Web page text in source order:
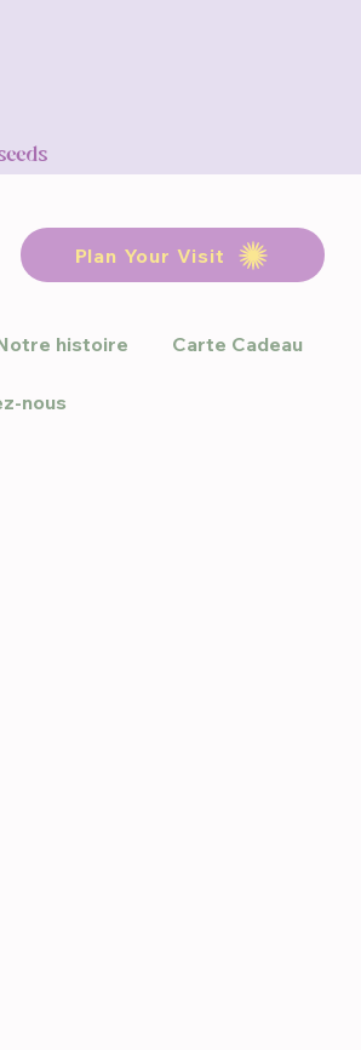
Plan Your Visit
histoire Carte Cadeau
nous